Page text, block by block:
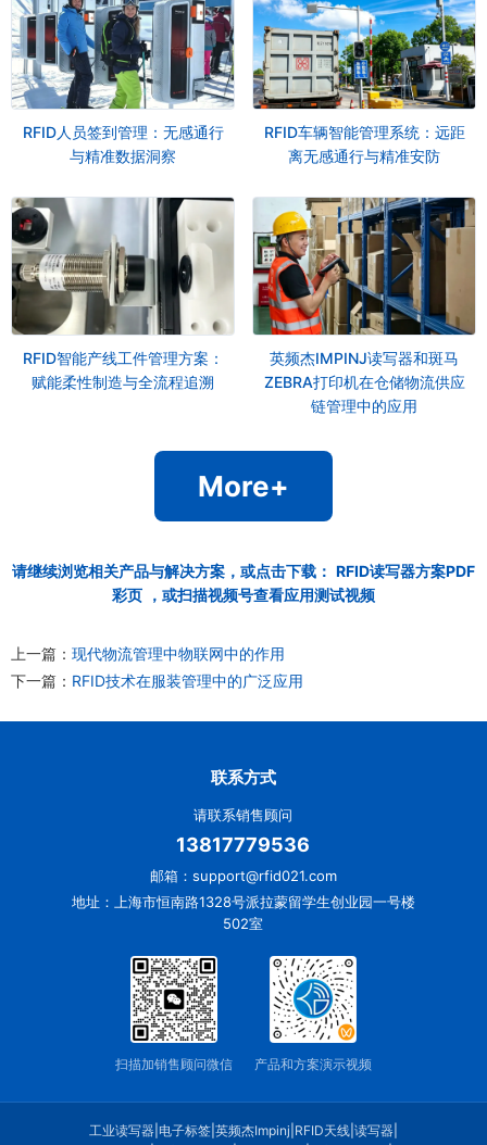
RFID人员签到管理：无感通行
与精准数据洞察
RFID车辆智能管理系统：远距
离无感通行与精准安防
RFID智能产线工件管理方案：
赋能柔性制造与全流程追溯
英频杰IMPINJ读写器和斑马
ZEBRA打印机在仓储物流供应
链管理中的应用
More+
请继续浏览相关产品与解决方案，或点击下载： RFID读写器方案PDF
彩页 ，或扫描视频号查看应用测试视频
上一篇： 现代物流管理中物联网中的作用
下一篇： RFID技术在服装管理中的广泛应用
联系方式
请联系销售顾问
13817779536
邮箱：support@rfid021.com
地址：上海市恒南路1328号派拉蒙留学生创业园一号楼
502室
扫描加销售顾问微信 产品和方案演示视频
工业读写器| 电子标签| 英频杰Impinj RFID天线| 读写器|